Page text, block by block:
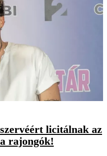
licitálnak az
rajongók!